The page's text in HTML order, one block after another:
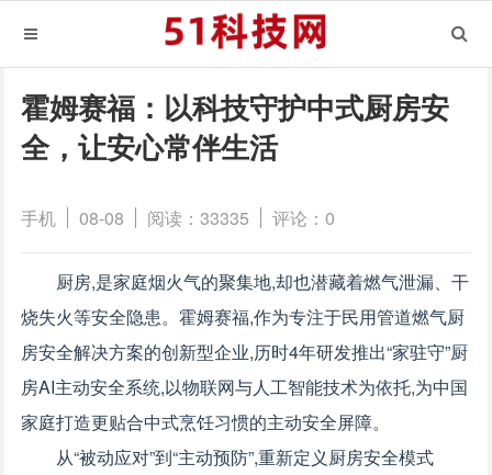
霍姆赛福：以科技守护中式厨房安
全，让安心常伴生活
手机 08-08 阅读：33335 评论：0
厨房,是家庭烟火气的聚集地,却也潜藏着燃气泄漏、干
烧失火等安全隐患。霍姆赛福,作为专注于民用管道燃气厨
房安全解决方案的创新型企业,历时4年研发推出“家驻守”厨
房AI主动安全系统,以物联网与人工智能技术为依托,为中国
家庭打造更贴合中式烹饪习惯的主动安全屏障。
从“被动应对”到“主动预防”,重新定义厨房安全模式